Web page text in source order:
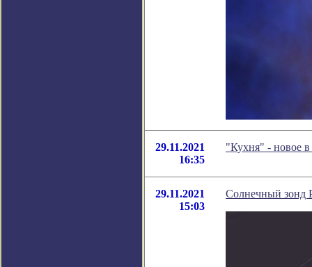
29.11.2021
16:35
"Кухня" - новое
29.11.2021
15:03
Солнечный зонд